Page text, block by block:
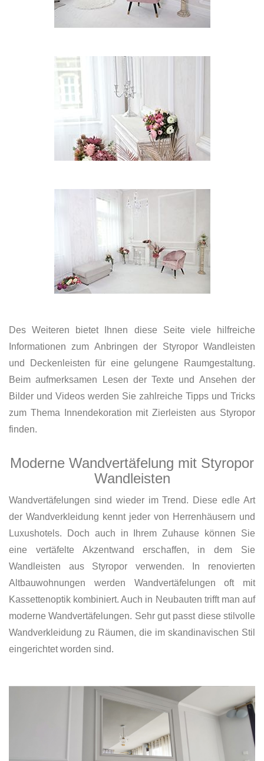
Des Weiteren bietet Ihnen diese Seite viele hilfreiche
Informationen zum Anbringen der Styropor Wandleisten
und Deckenleisten für eine gelungene Raumgestaltung.
Beim aufmerksamen Lesen der Texte und Ansehen der
Bilder und Videos werden Sie zahlreiche Tipps und Tricks
zum Thema Innendekoration mit Zierleisten aus Styropor
finden.
Moderne Wandvertäfelung mit Styropor
Wandleisten
Wandvertäfelungen sind wieder im Trend. Diese edle Art
der Wandverkleidung kennt jeder von Herrenhäusern und
Luxushotels. Doch auch in Ihrem Zuhause können Sie
eine vertäfelte Akzentwand erschaffen, in dem Sie
Wandleisten aus Styropor verwenden. In renovierten
Altbauwohnungen werden Wandvertäfelungen oft mit
Kassettenoptik kombiniert. Auch in Neubauten trifft man auf
moderne Wandvertäfelungen. Sehr gut passt diese stilvolle
Wandverkleidung zu Räumen, die im skandinavischen Stil
eingerichtet worden sind.